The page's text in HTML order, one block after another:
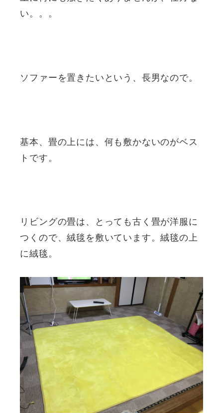
い。。。
ソファーを置きたいという、長男なので。
基本、畳の上には、何も敷かないのがベス
トです。
リビングの畳は、とっても古く畳が洋服に
つくので、絨毯を敷いています。絨毯の上
に絨毯。